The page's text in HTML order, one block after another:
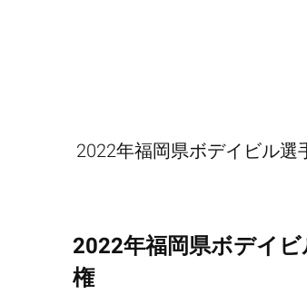
2022年福岡県ボデイビル選
2022年福岡県ボデイ
権